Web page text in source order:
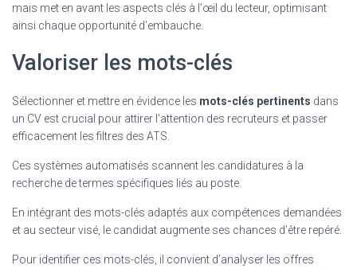
mais met en avant les aspects clés à l’œil du lecteur, optimisant
ainsi chaque opportunité d’embauche.
Valoriser les mots-clés
Sélectionner et mettre en évidence les mots-clés pertinents dans
un CV est crucial pour attirer l’attention des recruteurs et passer
efficacement les filtres des ATS.
Ces systèmes automatisés scannent les candidatures à la
recherche de termes spécifiques liés au poste.
En intégrant des mots-clés adaptés aux compétences demandées
et au secteur visé, le candidat augmente ses chances d’être repéré.
Pour identifier ces mots-clés, il convient d’analyser les offres